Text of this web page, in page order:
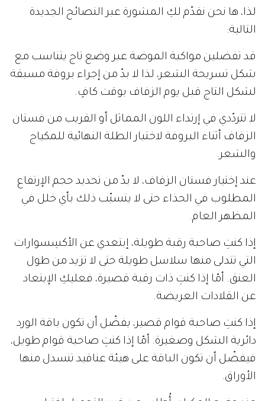
لذا، ها نحن نقدّم لكِ المشورة عبر النصائح الجديدة
التالية:
قد تفضلين مواكبة الموضة عبر وضع تاج يتناسب مع
شكل تسريحة الشعر، لذا لا بدّ من إجراء بروفة مسبقة
لشكل التاج قبل يوم الزفاف بوقت كافٍ.
لا تتردّدي في إرتداء اللون المماثل أو القريب من فستان
الزفاف أثناء البروفة لاختبار الطلة النهائية للمكياج
والشعر.
عند إختيار فستان الزفاف، لا بدّ من تحديد حجم الإرتفاع
المطلوب في الحذاء حتى لا يتسبّب ذلك بأي خلل في
المظهر العام.
إذا كنتِ صاحبة رقبة طويلة، إبتعدي عن الأكسِسوارات
التي تتدلى منها سلاسل طويلة حتى لا تزيد من طول
العنق. أمّا إذا كنتِ ذات رقبة قصيرة، فعليكِ الإبتعاد
عن القلادات العريضة.
إذا كنتِ صاحبة قوام قصير، يفضّل أن تكون باقة الورد
دائرية الشكل وصغيرة. أمّا إذا كنتِ صاحبة قوام طويل،
فيفضّل أن تكون الباقة على هيئة عناقيد تنسدل منها
الأوراق.